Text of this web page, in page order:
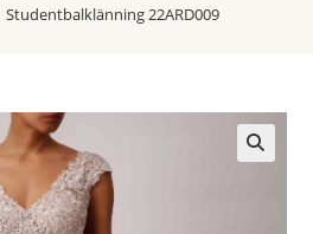
Studentbalklänning 22ARD009